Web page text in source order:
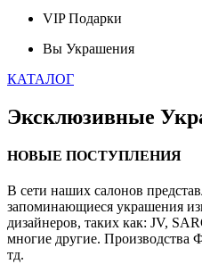
VIPПодарки
Вы Украшения
КАТАЛОГ
Эксклюзивные
НОВЫЕ ПОСТУПЛЕНИЯ
В сети наших салонов
запоминающиеся украшения
дизайнеров, таких как: JV,
многие другие. Производства
тд.